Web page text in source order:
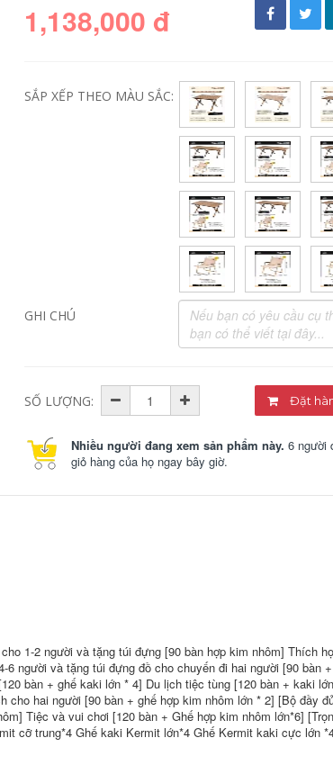
trại
bàn
kim
tiếp
bàn an
trời
di
thiết
ghế an
gấp
Ngoài
2
1,138,000 đ
SẮP XẾP THEO MÀU SẮC:
GHI CHÚ
SỐ LƯỢNG: Đặt
Nhiều người đang xem sản phẩm này. 6 người
giỏ hàng của họ ngay bây giờ.
1-2 người và tặng túi đựng [90 bàn hợp kim nhôm] Thích
người và tặng túi đựng đồ cho chuyến đi hai người [90 bàn
bàn + ghế kaki lớn * 4] Du lịch tiệc tùng [120 bàn + kaki
cho hai người [90 bàn + ghế hợp kim nhôm lớn * 2] [Bộ đầy
Tiệc và vui chơi [120 bàn + Ghế hợp kim nhôm lớn*6]
cỡ trung*4 Ghế kaki Kermit lớn*4 Ghế Kermit kaki cực lớn